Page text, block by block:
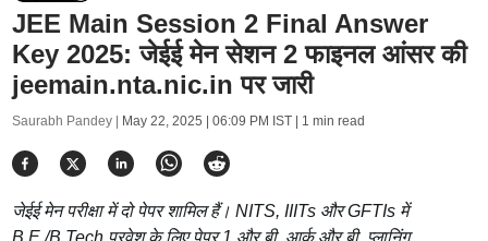
JEE Main Session 2 Final Answer
Key 2025: जेईई मेन सेशन 2 फाइनल आंसर की
jeemain.nta.nic.in पर जारी
Saurabh Pandey | May 22, 2025 | 06:09 PM IST| 1 min read
जेईई मेन परीक्षा में दो पेपर शामिल हैं। NITS, IIITs और GFTIs में
B.E./B.Tech प्रवेश के लिए पेपर 1 और बी. आर्क और बी. प्लानिंग